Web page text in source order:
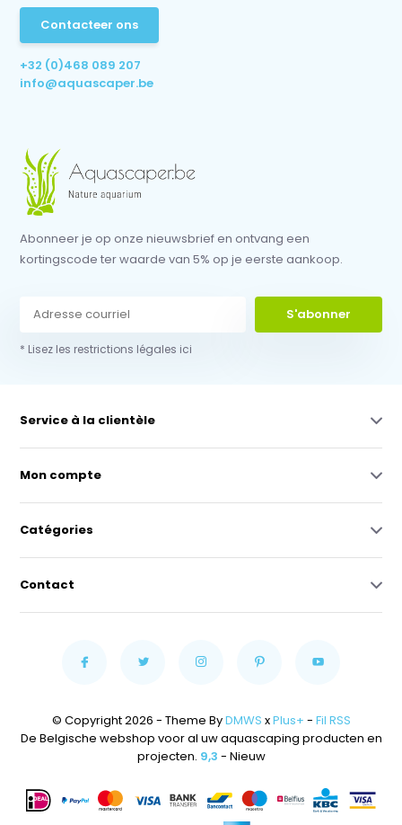
Contacteer ons
+32 (0)468 089 207
info@aquascaper.be
Abonneer je op onze nieuwsbrief en ontvang een
kortingscode ter waarde van 5% op je eerste aankoop.
S'abonner
* Lisez les restrictions légales ici
Service à la clientèle
Mon compte
Catégories
Contact
© Copyright 2026 - Theme ByDMWS xPlus+ - Fil RSS
De Belgische webshop voor al uw aquascaping producten en
projecten. 9,3 - Nieuw